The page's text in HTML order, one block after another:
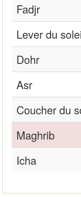
Fadjr
Lever du
Dohr
Asr
Coucher du
Maghrib
Icha